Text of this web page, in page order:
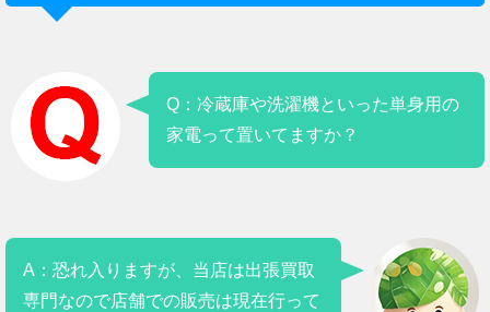
Q：冷蔵庫や洗濯機といった単身用の
家電って置いてますか？
A：恐れ入りますが、当店は出張買取
専門なので店舗での販売は現在行って